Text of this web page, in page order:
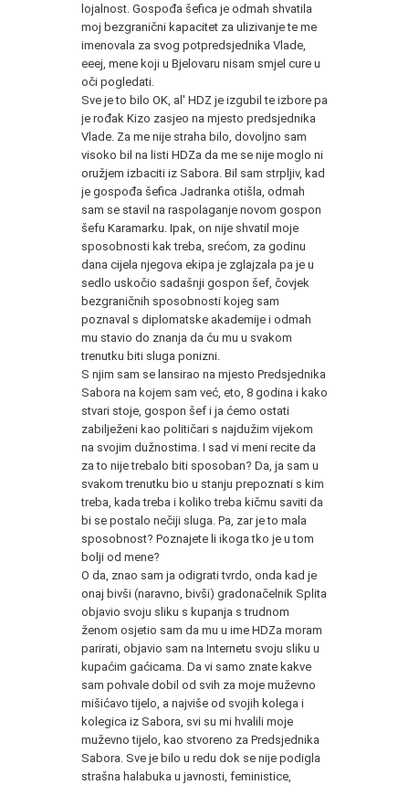
lojalnost. Gospođa šefica je odmah shvatila
moj bezgranični kapacitet za ulizivanje te me
imenovala za svog potpredsjednika Vlade,
eeej, mene koji u Bjelovaru nisam smjel cure u
oči pogledati.
Sve je to bilo OK, al' HDZ je izgubil te izbore pa
je rođak Kizo zasjeo na mjesto predsjednika
Vlade. Za me nije straha bilo, dovoljno sam
visoko bil na listi HDZa da me se nije moglo ni
oružjem izbaciti iz Sabora. Bil sam strpljiv, kad
je gospođa šefica Jadranka otišla, odmah
sam se stavil na raspolaganje novom gospon
šefu Karamarku. Ipak, on nije shvatil moje
sposobnosti kak treba, srećom, za godinu
dana cijela njegova ekipa je zglajzala pa je u
sedlo uskočio sadašnji gospon šef, čovjek
bezgraničnih sposobnosti kojeg sam
poznaval s diplomatske akademije i odmah
mu stavio do znanja da ću mu u svakom
trenutku biti sluga ponizni.
S njim sam se lansirao na mjesto Predsjednika
Sabora na kojem sam već, eto, 8 godina i kako
stvari stoje, gospon šef i ja ćemo ostati
zabilježeni kao političari s najdužim vijekom
na svojim dužnostima. I sad vi meni recite da
za to nije trebalo biti sposoban? Da, ja sam u
svakom trenutku bio u stanju prepoznati s kim
treba, kada treba i koliko treba kičmu saviti da
bi se postalo nečiji sluga. Pa, zar je to mala
sposobnost? Poznajete li ikoga tko je u tom
bolji od mene?
O da, znao sam ja odigrati tvrdo, onda kad je
onaj bivši (naravno, bivši) gradonačelnik Splita
objavio svoju sliku s kupanja s trudnom
ženom osjetio sam da mu u ime HDZa moram
parirati, objavio sam na Internetu svoju sliku u
kupaćim gaćicama. Da vi samo znate kakve
sam pohvale dobil od svih za moje muževno
mišićavo tijelo, a najviše od svojih kolega i
kolegica iz Sabora, svi su mi hvalili moje
muževno tijelo, kao stvoreno za Predsjednika
Sabora. Sve je bilo u redu dok se nije podigla
strašna halabuka u javnosti, feministice,